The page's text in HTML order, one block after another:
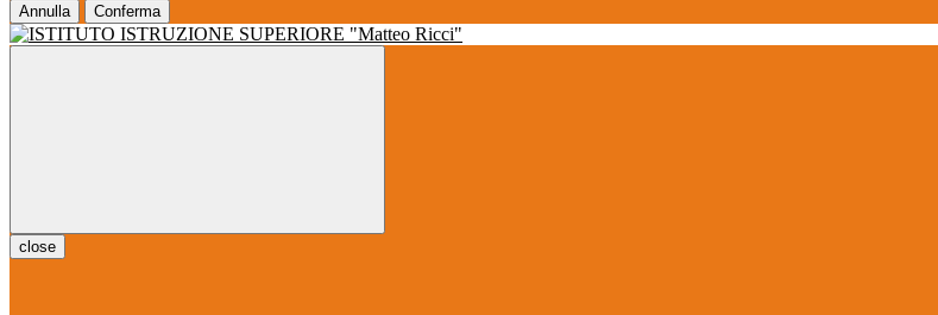
Annulla Conferma
close